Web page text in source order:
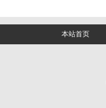
本站首页